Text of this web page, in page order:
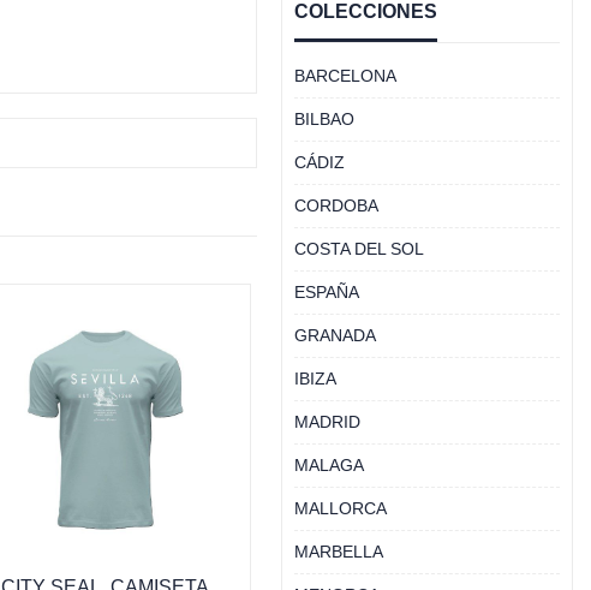
COLECCIONES
BARCELONA
BILBAO
CÁDIZ
CORDOBA
COSTA DEL SOL
ESPAÑA
GRANADA
IBIZA
MADRID
MALAGA
MALLORCA
MARBELLA